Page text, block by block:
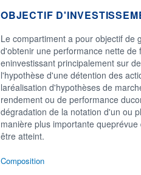
OBJECTIF
Le compartiment a pour objectif de
d'obtenir une performance nette
eninvestissant principalement sur
l'hypothèse d'une détention des
laréalisation d'hypothèses de
rendement ou de performance
dégradation de la notation d'un ou
manière plus importante
être atteint.
Composition